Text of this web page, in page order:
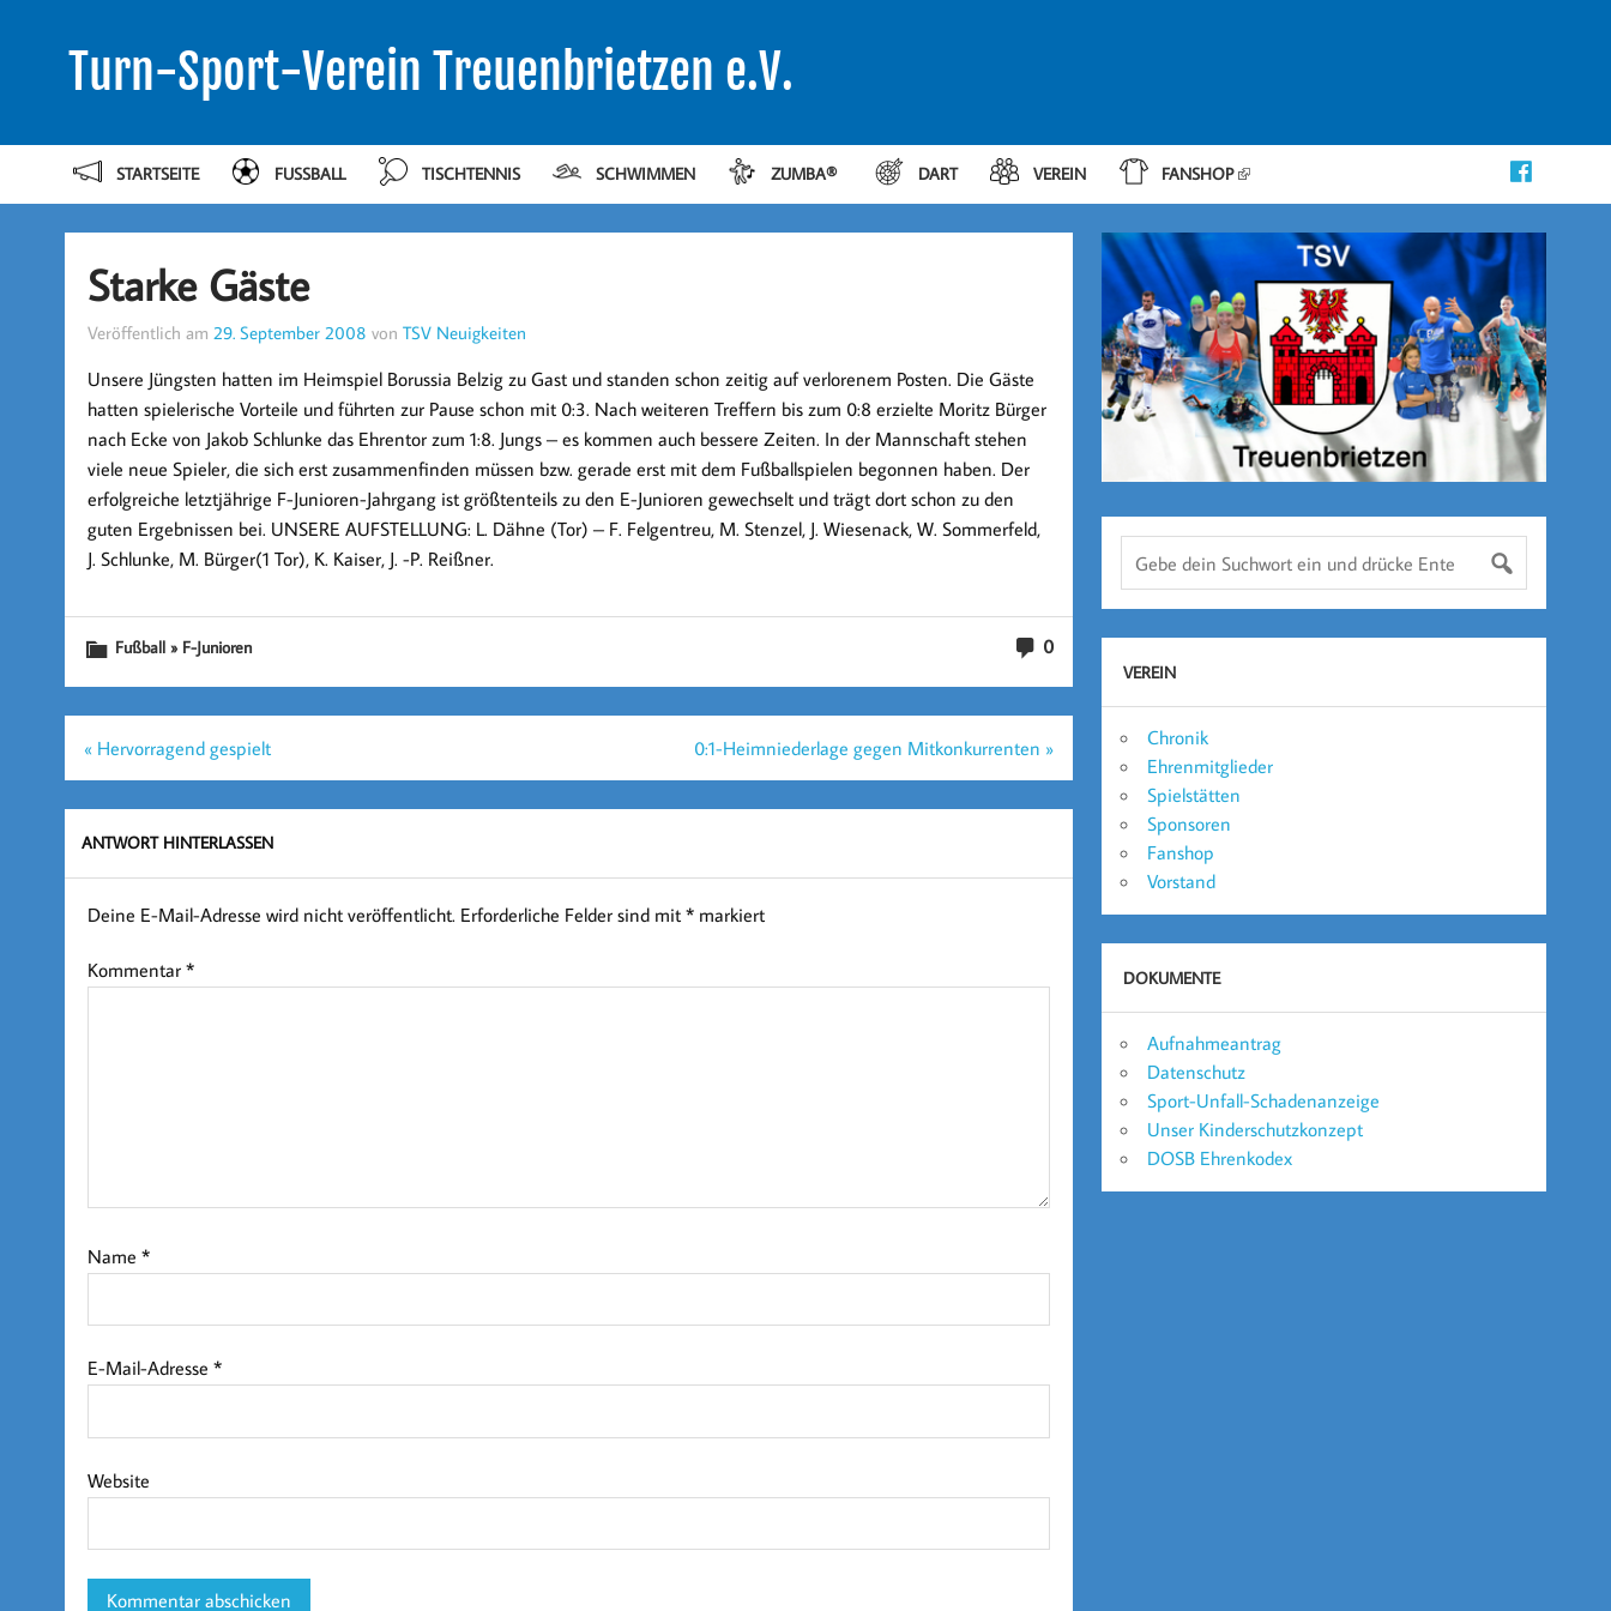
Turn-Sport-Verein Treuenbrietzen e.V.
STARTSEITE FUSSBALL TISCHTENNIS SCHWIMMEN ZUMBA® DART VEREIN FANSHOP
Starke Gäste
Veröffentlich am 29. September 2008 von TSV Neuigkeiten
Unsere Jüngsten hatten im Heimspiel Borussia Belzig zu Gast und standen schon zeitig auf verlorenem Posten. Die Gäste
hatten spielerische Vorteile und führten zur Pause schon mit 0:3. Nach weiteren Treffern bis zum 0:8 erzielte Moritz Bürger
nach Ecke von Jakob Schlunke das Ehrentor zum 1:8. Jungs – es kommen auch bessere Zeiten. In der Mannschaft stehen
viele neue Spieler, die sich erst zusammenfinden müssen bzw. gerade erst mit dem Fußballspielen begonnen haben. Der
erfolgreiche letztjährige F-Junioren-Jahrgang ist größtenteils zu den E-Junioren gewechselt und trägt dort schon zu den
guten Ergebnissen bei. UNSERE AUFSTELLUNG: L. Dähne (Tor) – F. Felgentreu, M. Stenzel, J. Wiesenack, W. Sommerfeld,
J. Schlunke, M. Bürger(1 Tor), K. Kaiser, J. -P. Reißner.
0
Fußball » F-Junioren
Beitragsnavigation
« Hervorragend gespielt 0:1-Heimniederlage gegen Mitkonkurrenten »
ANTWORT HINTERLASSEN
Deine E-Mail-Adresse wird nicht veröffentlicht. Erforderliche Felder sind mit *markiert
Kommentar *
Name *
E-Mail-Adresse *
Website
VEREIN
Chronik
Ehrenmitglieder
Spielstätten
Sponsoren
Fanshop
Vorstand
DOKUMENTE
Aufnahmeantrag
Datenschutz
Sport-Unfall-Schadenanzeige
Unser Kinderschutzkonzept
DOSB Ehrenkodex